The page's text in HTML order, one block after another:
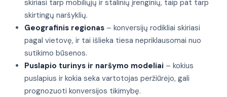
skiriasi tarp mobiliųjų ir stalinių įrenginių, taip pat tarp
skirtingų naršyklių.
Geografinis regionas – konversijų rodikliai skiriasi
pagal vietovę, ir tai išlieka tiesa nepriklausomai nuo
sutikimo būsenos.
Puslapio turinys ir naršymo modeliai – kokius
puslapius ir kokia seka vartotojas peržiūrėjo, gali
prognozuoti konversijos tikimybę.